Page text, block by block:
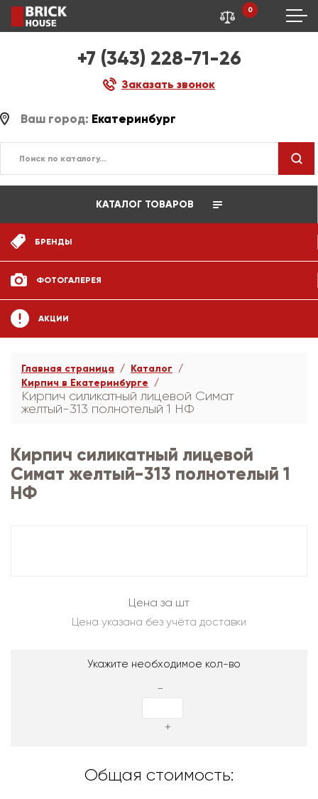
+7 (343) 228-71-26
Заказать звонок
0
Ваш город: Екатеринбург
КАТАЛОГ ТОВАРОВ
БРЕНДЫ
ФОТОГАЛЕРЕЯ
АКЦИИ
Главная страница
Каталог
Кирпич в Екатеринбурге
Кирпич силикатный лицевой Симат
желтый-313 полнотелый 1 НФ
Кирпич силикатный лицевой
Симат желтый-313 полнотелый 1
НФ
Цена за шт
Цена указана без учёта доставки
Укажите необходимое кол-во
-
+
Общая стоимость: